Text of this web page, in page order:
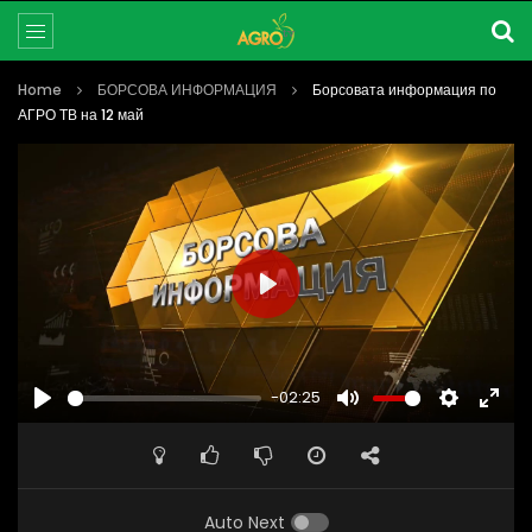
Home БОРСОВА ИНФОРМАЦИЯ
Борсовата информация по
АГРО ТВ на 12 май
PLAY
-02:25
MUTE SETTINGS
PLAY
Auto Next